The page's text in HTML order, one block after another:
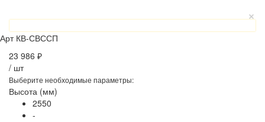
Арт КВ-СВССП
23 986 ₽
/ шт
Выберите необходимые параметры:
Высота (мм)
2550
-